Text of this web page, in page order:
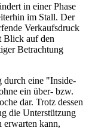
in einer Phase
im Stall. Der
Verkaufsdruck
Blick auf den
Betrachtung
durch eine "Inside-
ein über- bzw.
dar. Trotz dessen
die Unterstützung
erwarten kann,